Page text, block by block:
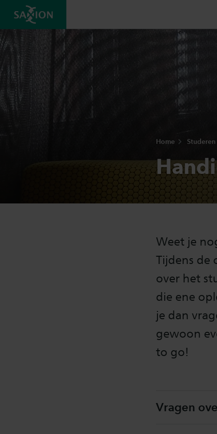
Home
Weet je
Tijdens de
over het
die ene
je dan
gewoon
to go!
Vragen